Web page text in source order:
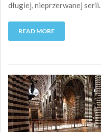
długiej, nieprzerwanej serii.
READ MORE